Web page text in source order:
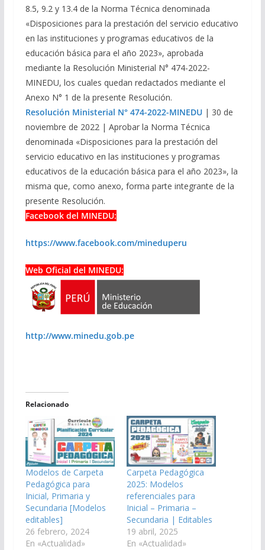
8.5, 9.2 y 13.4 de la Norma Técnica denominada
«Disposiciones para la prestación del servicio educativo
en las instituciones y programas educativos de la
educación básica para el año 2023», aprobada
mediante la Resolución Ministerial N° 474-2022-
MINEDU, los cuales quedan redactados mediante el
Anexo N° 1 de la presente Resolución.
Resolución Ministerial N° 474-2022-MINEDU| 30 de
noviembre de 2022 | Aprobar la Norma Técnica
denominada «Disposiciones para la prestación del
servicio educativo en las instituciones y programas
educativos de la educación básica para el año 2023», la
misma que, como anexo, forma parte integrante de la
presente Resolución.
Facebook del MINEDU:
https://www.facebook.com/mineduperu
Web Oficial del MINEDU:
http://www.minedu.gob.pe
Relacionado
Modelos de Carpeta
Pedagógica para
Inicial, Primaria y
Secundaria [Modelos
editables]
26 febrero, 2024
En «Actualidad»
Carpeta Pedagógica
2025: Modelos
referenciales para
Inicial – Primaria –
Secundaria | Editables
19 abril, 2025
En «Actualidad»